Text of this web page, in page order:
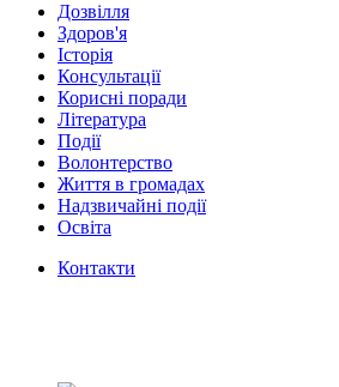
Дозвілля
Здоров'я
Історія
Консультації
Корисні поради
Література
Події
Волонтерство
Життя в громадах
Надзвичайні події
Освіта
Контакти